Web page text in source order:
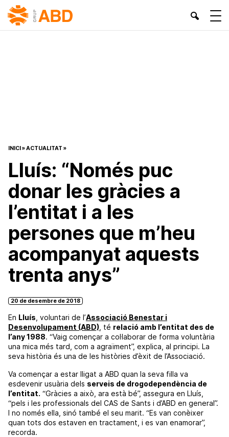
INICI»ACTUALITAT »
Lluís: “Només puc
donar les gràcies a
l’entitat i a les
persones que m’heu
acompanyat aquests
trenta anys”
20 de desembre de 2018
En Lluís , voluntari de l’Associació Benestar i
Desenvolupament (ABD) , té relació amb l’entitat des de
l’any 1988. “Vaig començar a col·laborar de forma voluntària
una mica més tard, com a agraïment”, explica, al principi. La
seva història és una de les històries d’èxit de l’Associació.
Va començar a estar lligat a ABD quan la seva filla va
esdevenir usuària dels serveis de drogodependència de
l’entitat. “Gràcies a això, ara està bé”, assegura en Lluís,
“pels i les professionals del CAS de Sants i d’ABD en general”.
I no només ella, sinó també el seu marit. “Es van conèixer
quan tots dos estaven en tractament, i es van enamorar”,
recorda.